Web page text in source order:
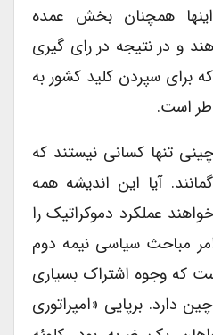
همچنان بخش عمده
و در نتیجه در رای گیری
برای سپردن کلید کشور به
است.
تنها کسانی نیستند که
آیا این اندیشه همه
عملکرد دموکراتیک را
مباحث سیاسی نیمه دوم
که وجوه اشتراک بسیاری
دارد. برپایی «امپراتوری